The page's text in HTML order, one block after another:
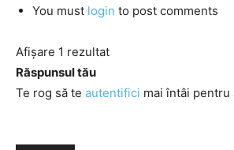
You must login to post comments
Afișare 1 rezultat
Răspunsul tău
Te rog să te autentifici mai întâi pentru